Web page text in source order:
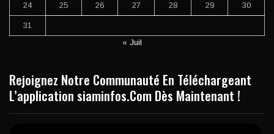
24 25 26 27 28 29 30
31
« Juil
Rejoignez Notre Communauté En Téléchargeant
L’application siaminfos.Com Dès Maintenant !